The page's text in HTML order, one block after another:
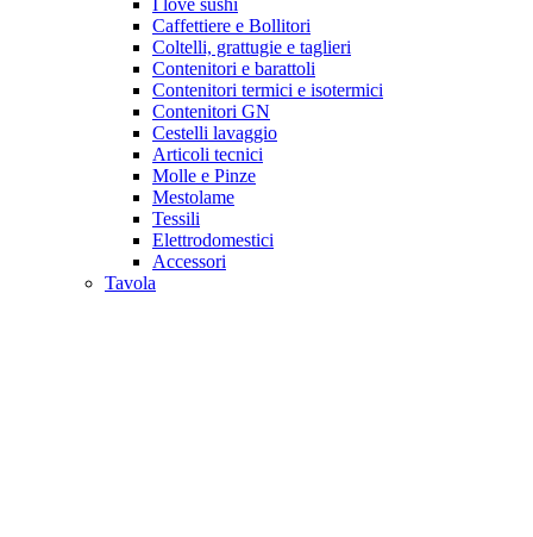
Caffettiere e Bollitori
Coltelli, grattugie e taglieri
Contenitori e barattoli
Contenitori termici e isotermici
Contenitori GN
Cestelli lavaggio
Articoli tecnici
Molle e Pinze
Mestolame
Tessili
Elettrodomestici
Accessori
Tavola